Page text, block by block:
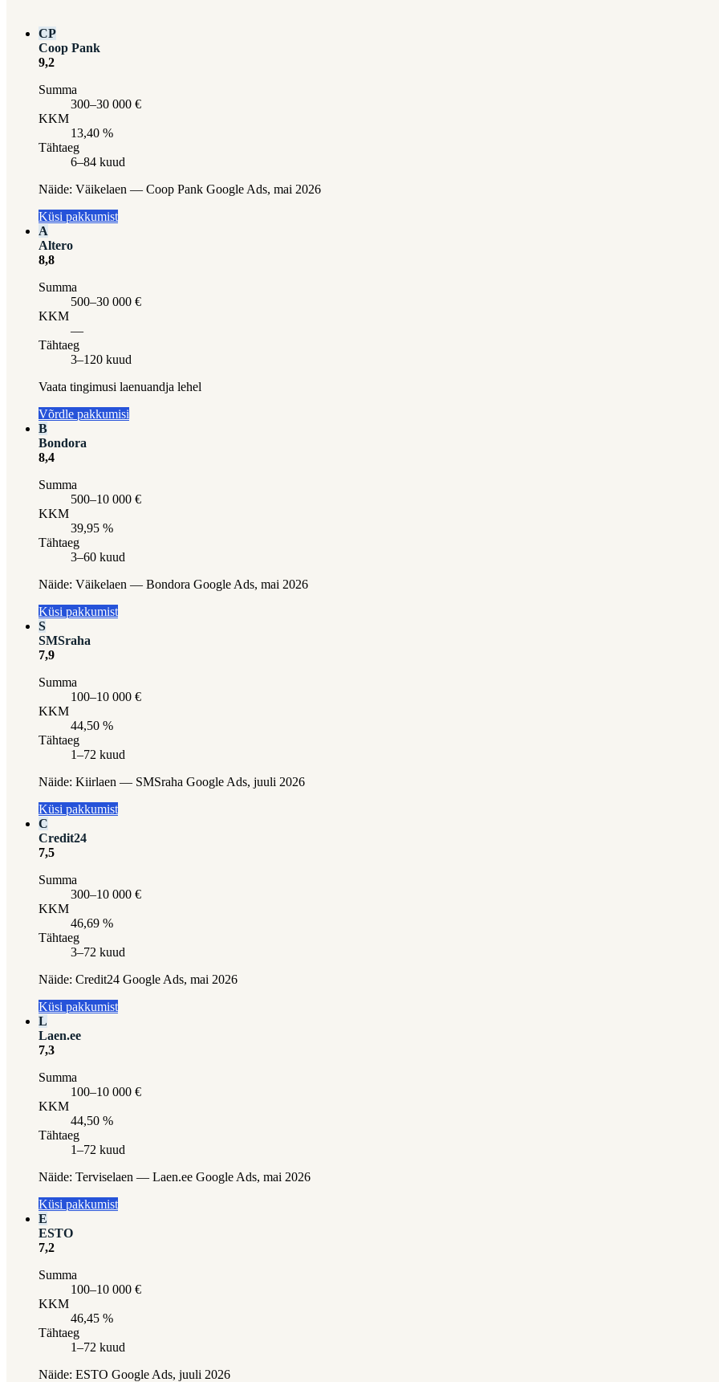
CP
Coop Pank
9,2
Summa
300–30 000 €
KKM
13,40 %
Tähtaeg
6–84 kuud
Näide: Väikelaen — Coop Pank Google Ads, mai 2026
Küsi pakkumist
A
Altero
8,8
Summa
500–30 000 €
KKM
—
Tähtaeg
3–120 kuud
Vaata tingimusi laenuandja lehel
Võrdle pakkumisi
B
Bondora
8,4
Summa
500–10 000 €
KKM
39,95 %
Tähtaeg
3–60 kuud
Näide: Väikelaen — Bondora Google Ads, mai 2026
Küsi pakkumist
S
SMSraha
7,9
Summa
100–10 000 €
KKM
44,50 %
Tähtaeg
1–72 kuud
Näide: Kiirlaen — SMSraha Google Ads, juuli 2026
Küsi pakkumist
C
Credit24
7,5
Summa
300–10 000 €
KKM
46,69 %
Tähtaeg
3–72 kuud
Näide: Credit24 Google Ads, mai 2026
Küsi pakkumist
L
Laen.ee
7,3
Summa
100–10 000 €
KKM
44,50 %
Tähtaeg
1–72 kuud
Näide: Terviselaen — Laen.ee Google Ads, mai 2026
Küsi pakkumist
E
ESTO
7,2
Summa
100–10 000 €
KKM
46,45 %
Tähtaeg
1–72 kuud
Näide: ESTO Google Ads, juuli 2026